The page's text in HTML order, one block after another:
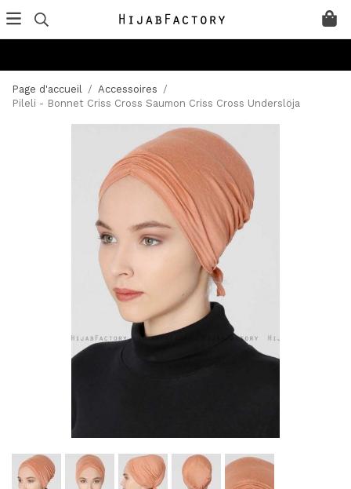
Page d'accueil / Accessoires /
Pileli - Bonnet Criss Cross Saumon Criss Cross Underslöja